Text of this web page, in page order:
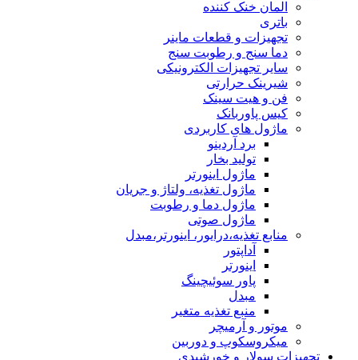
المان خنک کننده
باتری
تجهیزات و قطعات ماینر
دما سنج و رطوبت سنج
سایر تجهیزات الکترونیکی
شیرینک حرارتی
فن و هیت سینک
کیس پاوربانک
ماژول های کاربردی
برد آردینو
تولید بخار
ماژول اینورتر
ماژول تغذیه، ولتاژ و جریان
ماژول دما و رطوبت
ماژول صوتی
منابع تغذیه،درایور، اینورتر،مبدل
آداپتور
اینورتر
پاور سوئیچینگ
مبدل
منبع تغذیه متغیر
موتور و آرمیچر
میکروسکوپ و دوربین
تجهیزات سولار و خورشیدی